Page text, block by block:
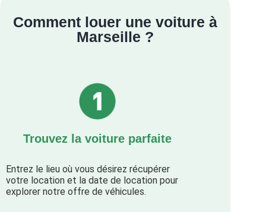
Comment louer une voiture à
Marseille ?
Trouvez la voiture parfaite
Entrez le lieu où vous désirez récupérer
votre location et la date de location pour
explorer notre offre de véhicules.